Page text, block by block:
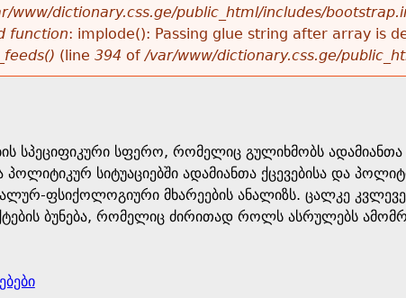
www/dictionary.css.ge/public_html/includes/
function: implode(): Passing glue string after array is
(line 394 of/var/www/dictionary.css.ge/
სპეციფიკური სფერო, რომელიც გულიხმობს ადამიანთა
პოლიტიკურ სიტუაციებში ადამიანთა ქცევებისა და
ფსიქოლოგიური მხარეების ანალიზს. ცალკე
ბუნება, რომელიც ძირითად როლს ასრულებს